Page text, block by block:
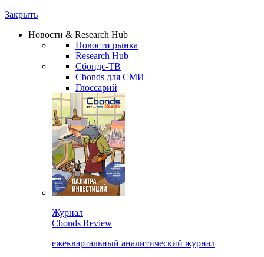
Закрыть
Новости & Research Hub
Новости рынка
Research Hub
Сбондс-ТВ
Cbonds для СМИ
Глоссарий
Журнал
Cbonds Review
ежеквартальный аналитический журнал